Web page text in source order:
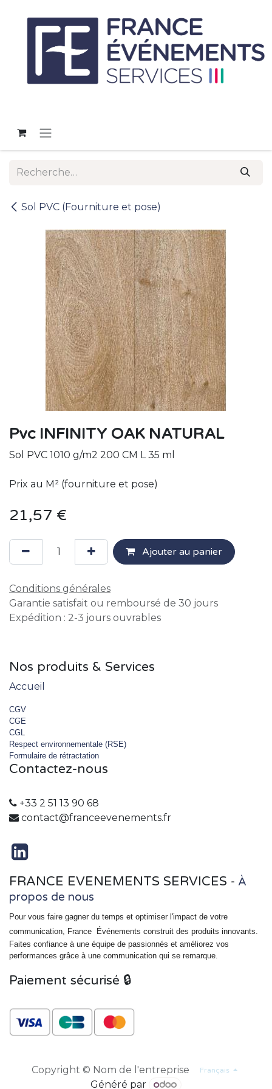
Sol PVC (Fourniture et pose)
Pvc INFINITY OAK NATURAL
Sol PVC 1010 g/m2 200 CM L 35 ml
Prix au M² (fourniture et pose)
21,57 €
Ajouter au panier
Conditions générales
Garantie satisfait ou remboursé de 30 jours
Expédition : 2-3 jours ouvrables
Nos produits & Services
Accueil
CGV
CGE
CGL
Respect environnementale (RSE)
Formulaire de rétractation
Contactez-nous
+33 2 51 13 90 68
contact@franceevenements.fr
FRANCE EVENEMENTS SERVICES - À
propos de nous
Pour vous faire gagner du temps et optimiser l'impact de votre
communication, France
Événements construit des produits innovants.
Faites confiance à une équipe de passionnés et améliorez vos
performances grâce à une communication qui se remarque.
Paiement sécurisé 🔒
Copyright © Nom de l'entreprise Français
Généré par